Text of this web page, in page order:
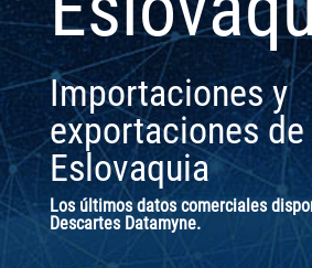
Importaciones y
exportaciones de
Eslovaquia
Los últimos datos comerciales
Descartes Datamyne.